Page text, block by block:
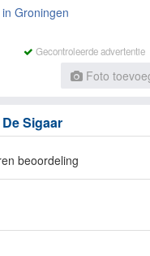
Groningen
Gecontroleerde
Foto
Sigaar
beoordeling